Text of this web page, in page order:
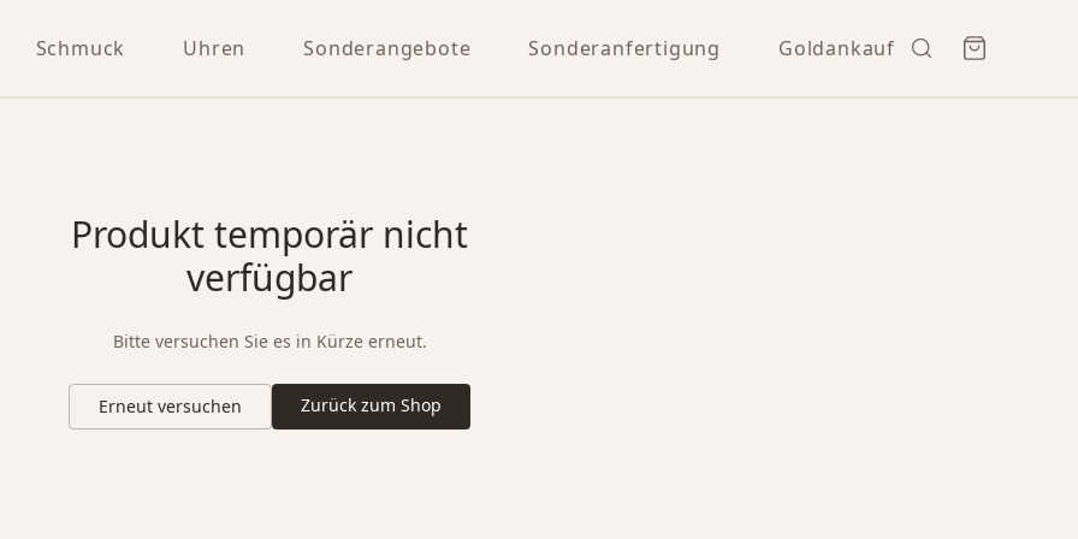
Schmuck Uhren Sonderangebote Sonderanfertigung Goldankauf
Produkt temporär nicht
verfügbar
Bitte versuchen Sie es in Kürze erneut.
Erneut versuchen Zurück zum Shop